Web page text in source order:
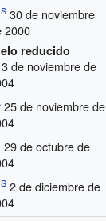
30 de noviembre
2000
reducido
de noviembre de
25 de noviembre de
29 de octubre de
2 de diciembre de